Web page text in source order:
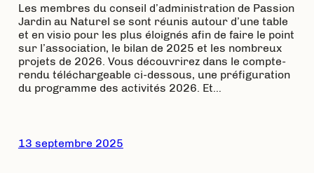
Les membres du conseil d’administration de Passion
Jardin au Naturel se sont réunis autour d’une table
et en visio pour les plus éloignés afin de faire le point
sur l’association, le bilan de 2025 et les nombreux
projets de 2026. Vous découvrirez dans le compte-
rendu téléchargeable ci-dessous, une préfiguration
du programme des activités 2026. Et…
13 septembre 2025